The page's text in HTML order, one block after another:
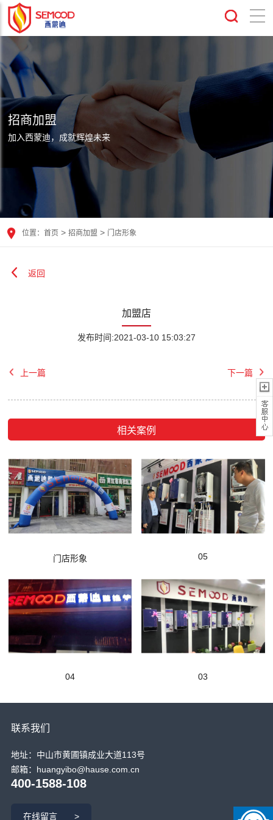
招商加盟
加入西蒙迪，成就辉煌未来
位置：首页 >招商加盟 > 门店形象
返回
加盟店
发布时间:2021-03-10 15:03:27
上一篇 下一篇
相关案例
门店形象 05
04 03
联系我们
地址：中山市黄圃镇成业大道113号
邮箱：huangyibo@hause.com.cn
400-1588-108
在线留言 >